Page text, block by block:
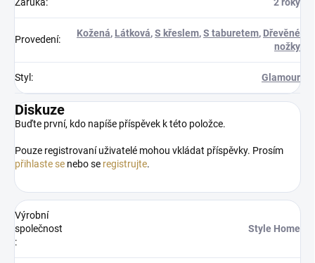
Provedení:
Kožená, Látková,S křeslem,S taburetem, Dřevěné
nožky
Styl : Glamour
Diskuze
Buďte první, kdo napíše příspěvek k této položce.
Pouze registrovaní uživatelé mohou vkládat příspěvky. Prosím
přihlaste se nebo se registrujte.
Výrobní
společnost
:
Style Home